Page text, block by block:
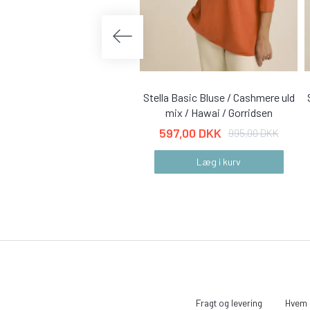
Stella Basic Bluse / Cashmere uld
mix / Hawai / Gorridsen
597,00 DKK 995,00 DKK
Læg i kurv
Fragt og levering Hvem